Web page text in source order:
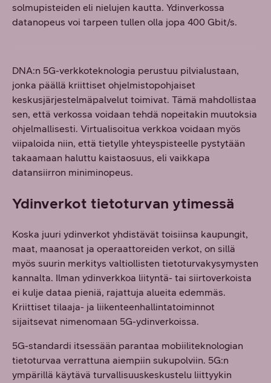
solmupisteiden eli nielujen kautta. Ydinverkossa
datanopeus voi tarpeen tullen olla jopa 400 Gbit/s.
DNA:n 5G-verkkoteknologia perustuu pilvialustaan,
jonka päällä kriittiset ohjelmistopohjaiset
keskusjärjestelmäpalvelut toimivat. Tämä mahdollistaa
sen, että verkossa voidaan tehdä nopeitakin muutoksia
ohjelmallisesti. Virtualisoitua verkkoa voidaan myös
viipaloida niin, että tietylle yhteyspisteelle pystytään
takaamaan haluttu kaistaosuus, eli vaikkapa
datansiirron miniminopeus.
Ydinverkot tietoturvan ytimessä
Koska juuri ydinverkot yhdistävät toisiinsa kaupungit,
maat, maanosat ja operaattoreiden verkot, on sillä
myös suurin merkitys valtiollisten tietoturvakysymysten
kannalta. Ilman ydinverkkoa liityntä- tai siirtoverkoista
ei kulje dataa pieniä, rajattuja alueita edemmäs.
Kriittiset tilaaja- ja liikenteenhallintatoiminnot
sijaitsevat nimenomaan 5G-ydinverkoissa.
5G-standardi itsessään parantaa mobiiliteknologian
tietoturvaa verrattuna aiempiin sukupolviin. 5G:n
ympärillä käytävä turvallisuuskeskustelu liittyykin